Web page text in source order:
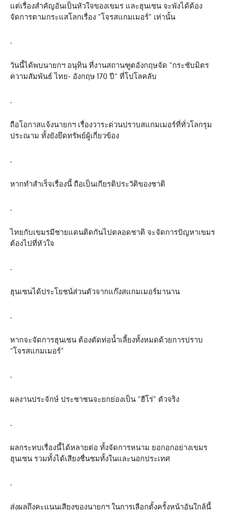
แต่เรื่องสำคัญอันเป็นหัวใจของเขมร และฮุนเซน จะพังได้ต้อง
จัดการตามกระแสโลกเรื่อง ”โจรสแกมเมอร์” เท่านั้น
.
วันนี้ได้พบนายกฯ อนุทิน ที่งานสถานฑูตอังกฤษจัด ”กระชับมิตร
ความสัมพันธ์ ไทย- อังกฤษ 170 ปี“ ที่โปโลคลับ
.
ถือโอกาสแจ้งนายกฯ เรื่องวาระด่วนปราบสแกมเมอร์ที่ทั่วโลกรุม
ประณาม ทั้งยังยึดทรัพย์ผู้เกี่ยวข้อง
.
หากทำสำเร็จเรื่องนี้ ถือเป็นเกียรติประวัติของชาติ
.
ไทยกับเขมรมีชายแดนติดกันไปตลอดชาติ จะจัดการปัญหาเขมร
ต้องไปที่หัวใจ
.
ฮุนเซนได้ประโยชน์ส่วนตัวจากแก๊งสแกมเมอร์มานาน
.
หากจะจัดการฮุนเซน ต้องตัดท่อน้ำเลี้ยงทั้งหมดด้วยการปราบ
“โจรสแกมเมอร์”
.
ผลงานประจักษ์ ประชาชนจะยกย่องเป็น “ฮีโร่” ตัวจริง
.
ผลกระทบเรื่องนี้ได้หลายต่อ ทั้งจัดการหนาม ยอกอกอย่างเขมร
ฮุนเซน รวมทั้งได้เสียงชื่นชมทั้งในและนอกประเทศ
.
ส่งผลถึงคะแนนเสียงของนายกฯ ในการเลือกตั้งครั้งหน้าอันใกล้นี้